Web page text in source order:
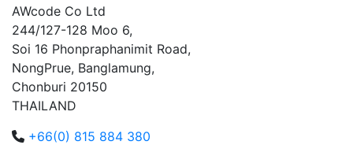
AWcode Co Ltd
244/127-128 Moo 6,
Soi 16 Phonpraphanimit Road,
NongPrue, Banglamung,
Chonburi 20150
THAILAND
+66(0) 815 884 380